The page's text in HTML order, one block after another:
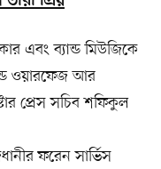
এবং ব্যান্ড মিউজিকে
ওয়ারফেজ আর
প্রেস সচিব শফিকুল
ফরেন সার্ভিস